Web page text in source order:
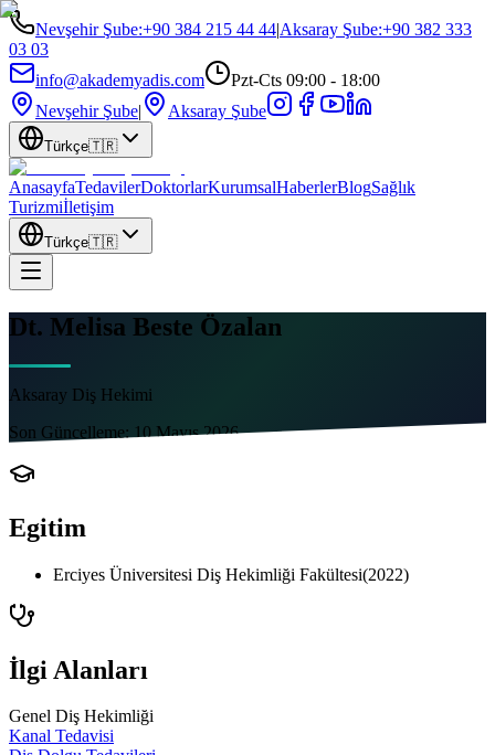
Nevşehir Şube:+90 384 215 44 44|Aksaray Şube:+90 382 333
03 03
info@akademyadis.com
Pzt-Cts 09:00 - 18:00
Nevşehir Şube| Aksaray Şube
Türkçe🇹🇷
AnasayfaTedavilerDoktorlarKurumsalHaberlerBlogSağlık
Turizmiİletişim
Türkçe🇹🇷
Dt. Melisa Beste Özalan
Aksaray Diş Hekimi
Son Güncelleme: 10 Mayıs 2026
Egitim
Erciyes Üniversitesi Diş Hekimliği Fakültesi(2022)
İlgi Alanları
Genel Diş Hekimliği
Kanal Tedavisi